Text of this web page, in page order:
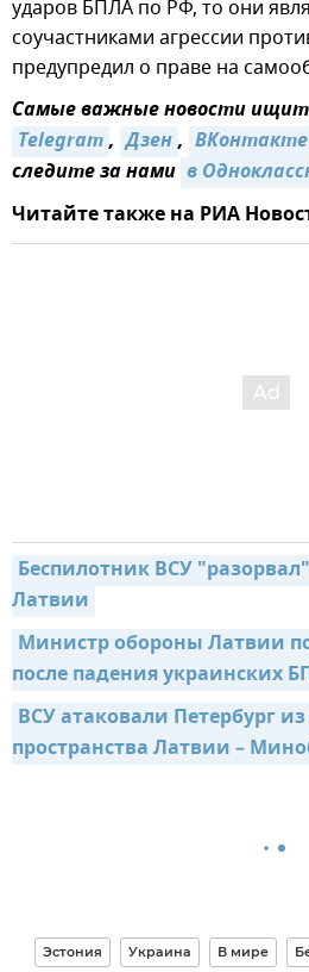
ударов БПЛА по РФ, то они
соучастниками агрессии
предупредил о праве на
Самые важные новости
Telegram, Дзен, ВКонтакте
следите за нами в
Читайте также на РИА
Беспилотник ВСУ
Латвии
Министр обороны Латвии
после падения украинских
ВСУ атаковали Петербург
пространства Латвии –
Эстония Украина В мире